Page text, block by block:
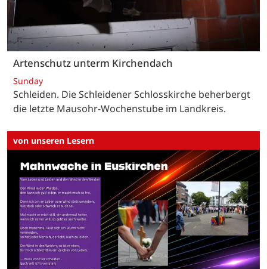
Artenschutz unterm Kirchendach
Sunday
Schleiden. Die Schleidener Schlosskirche beherbergt
die letzte Mausohr-Wochenstube im Landkreis.
von unseren Lesern